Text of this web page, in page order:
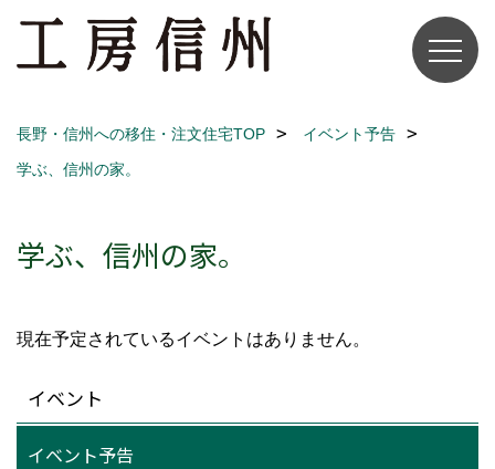
長野・信州への移住・注文住宅TOP
イベント予告
学ぶ、信州の家。
学ぶ、信州の家。
現在予定されているイベントはありません。
イベント
イベント予告